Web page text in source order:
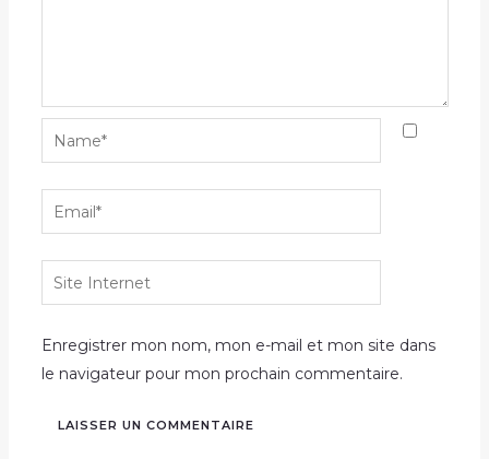
Name*
Email*
Site
Internet
Enregistrer mon nom, mon e-mail et mon site dans
le navigateur pour mon prochain commentaire.